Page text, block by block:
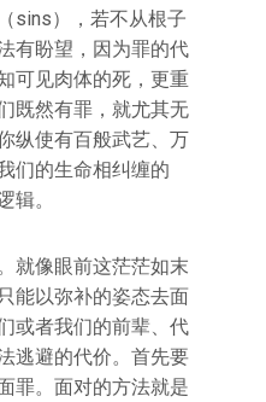
sins），若不从根子
有盼望，因为罪的代
可见肉体的死，更重
既然有罪，就尤其无
纵使有百般武艺、万
们的生命相纠缠的
辑。
就像眼前这茫茫如末
能以弥补的姿态去面
或者我们的前辈、代
逃避的代价。首先要
罪。面对的方法就是